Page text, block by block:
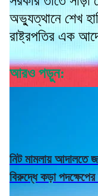
অভ্যুত্থানে শেখ
রাষ্ট্রপতির এক
আরও পড়ুন:
নিট মামলায় আদালতে
বিরুদ্ধে কড়া পদক্ষেপের